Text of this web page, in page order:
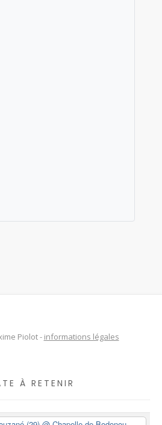
Piolot - informations légales
À RETENIR